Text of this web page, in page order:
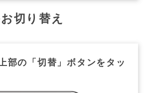
切り替え
部の「切替」ボタンをタッ